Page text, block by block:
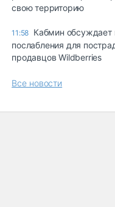
свою территорию
11:58 Кабмин обсуждает
послабления для
продавцов Wildberries
Все новости